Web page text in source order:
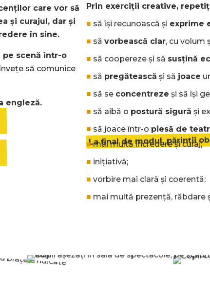
care vor să
și curajul, dar și
în sine.
pe scenă într-o
să comunice
engleză.
Prin exerciții creative,
■ să își recunoască și exprime
■ săvorbească clar, cu volum
■ să coopereze și să susțină
■ să pregătească și să joace
■ să se concentreze și să își
■ să aibă o postură sigură și
■ să joace într-o piesă de
La final de modul, părinții
■mai multă încredere și curaj;
■ inițiativă;
■vorbire mai clară și coerentă;
■ mai multă prezență, răbdare